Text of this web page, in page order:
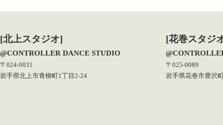
[北上スタジオ]
@CONTROLLER DANCE STUDIO
〒024-0031
岩手県北上市青柳町1丁目2-24
[花巻スタジ
〒025-0089
岩手県花巻市豊沢